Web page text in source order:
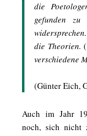
die
gefunden
die Theorien.
verschiedene
(Günter Eich,
Auch im Jahr
noch, sich nicht